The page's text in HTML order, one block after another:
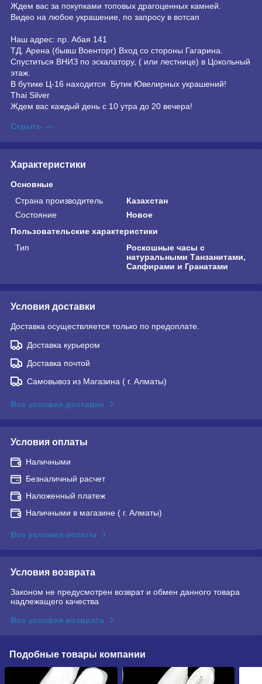
Ждем вас за покупками топовых драгоценных камней.
Видео на любое украшение, по запросу в вотсап
Наш адрес: пр. Абая 141
ТД. Арена (бывш Военторг) Вход со стороны Гагарина.
Спуститься ВНИЗ по эскалатору, ( или лестнице) в Цокольный
этаж.
В бутике Ц-16 находится Бутик Ювелирных украшений!
Thai Silver
Ждем вас каждый день с 10 утра до 20 вечера!
Скрыть
Характеристики
Основные
Страна производитель
Казахстан
Состояние
Новое
Пользовательские характеристики
Тип
Роскошные часы с
натуральными Танзанитами,
Сапфирами и Гранатами
Условия доставки
Доставка осуществляется только по предоплате.
Доставка курьером
Доставка почтой
Самовывоз из Магазина ( г. Алматы)
Все условия доставки
Условия оплаты
Наличными
Безналичный расчет
Наложенный платеж
Наличными в магазине ( г. Алматы)
Все условия оплаты
Условия возврата
Законом не предусмотрен возврат и обмен данного товара
надлежащего качества
Все условия возврата
Подобные товары компании